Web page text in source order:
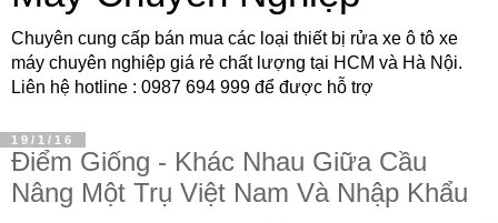
Chuyên cung cấp bán mua các loại thiết bị rửa xe ô tô xe
máy chuyên nghiệp giá rẻ chất lượng tại HCM và Hà Nội.
Liên hệ hotline : 0987 694 999 để được hỗ trợ
19/1/16
Điểm Giống - Khác Nhau Giữa Cầu
Nâng Một Trụ Việt Nam Và Nhập Khẩu